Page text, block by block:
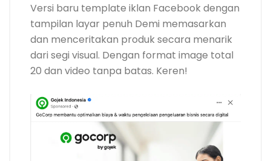
Versi baru template iklan Facebook dengan
tampilan layar penuh Demi memasarkan
dan menceritakan produk secara menarik
dari segi visual. Dengan format image total
20 dan video tanpa batas. Keren!